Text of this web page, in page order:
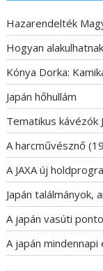
Hazarendelték
Hogyan
Kónya Dorka:
Japán hőhullám
Tematikus kávézók
A harcművésznő
A JAXA új
Japán találmányok,
A japán vasúti
A japán